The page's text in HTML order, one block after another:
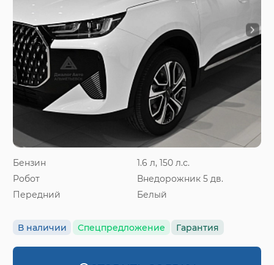
Бензин
1.6 л, 150 л.с.
Робот
Внедорожник 5 дв.
Передний
Белый
В наличии Спецпредложение Гарантия